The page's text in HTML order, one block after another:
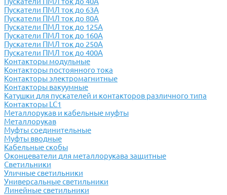
Пускатели ПМЛ ток до 63А
Пускатели ПМЛ ток до 80А
Пускатели ПМЛ ток до 125А
Пускатели ПМЛ ток до 160А
Пускатели ПМЛ ток до 250А
Пускатели ПМЛ ток до 400А
Контакторы модульные
Контакторы постоянного тока
Контакторы электромагнитные
Контакторы вакуумные
Катушки для пускателей и контакторов различного типа
Контакторы LC1
Металлорукав и кабельные муфты
Металлорукав
Муфты соединительные
Муфты вводные
Кабельные скобы
Оконцеватели для металлорукава защитные
Светильники
Уличные светильники
Универсальные светильники
Линейные светильники